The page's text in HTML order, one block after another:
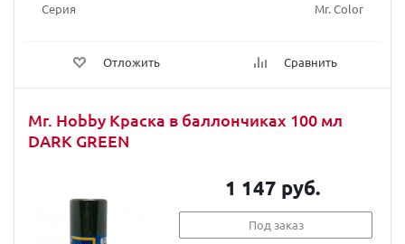
Серия
Mr. Color
Отложить Сравнить
Mr. Hobby Краска в баллончиках 100 мл
DARK GREEN
1 147 руб.
Под заказ